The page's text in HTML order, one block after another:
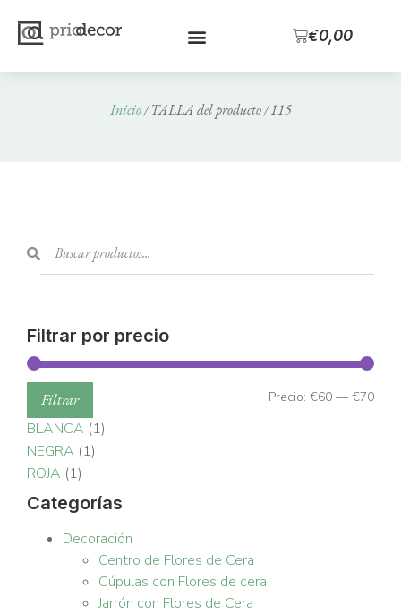
€0,00
Inicio/ TALLA del producto / 115
Filtrar por precio
Filtrar Precio: €60 — €70
BLANCA (1)
NEGRA (1)
ROJA (1)
Categorías
Decoración
Centro de Flores de Cera
Cúpulas con Flores de cera
Jarrón con Flores de Cera